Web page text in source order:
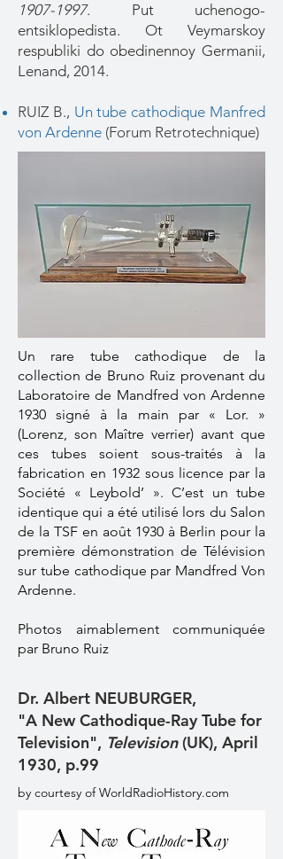
1907-1997. Put uchenogo-
entsiklopedista. Ot Veymarskoy
respubliki do obedinennoy Germanii,
Lenand, 2014.
RUIZ B., Un tube cathodique Manfred
von Ardenne (Forum Retrotechnique)
Un rare tube cathodique de la
collection de Bruno Ruiz provenant du
Laboratoire de Mandfred von Ardenne
1930 signé à la main par « Lor. »
(Lorenz, son Maître verrier) avant que
ces tubes soient sous-traités à la
fabrication en 1932 sous licence par la
Société « Leybold’ ». C’est un tube
identique qui a été utilisé lors du Salon
de la TSF en août 1930 à Berlin pour la
première démonstration de Télévision
sur tube cathodique par Mandfred Von
Ardenne.
Photos aimablement communiquée
par Bruno Ruiz
Dr. Albert NEUBURGER,
"A New Cathodique-Ray Tube for
Television", Television(UK), April
1930, p.99
by courtesy of WorldRadioHistory.com